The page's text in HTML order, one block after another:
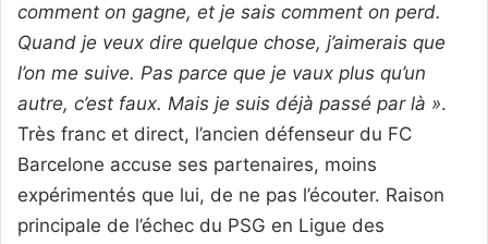
comment on gagne, et je sais comment on perd.
Quand je veux dire quelque chose, j’aimerais que
l’on me suive. Pas parce que je vaux plus qu’un
autre, c’est faux. Mais je suis déjà passé par là ».
Très franc et direct, l’ancien défenseur du FC
Barcelone accuse ses partenaires, moins
expérimentés que lui, de ne pas l’écouter. Raison
principale de l’échec du PSG en Ligue des